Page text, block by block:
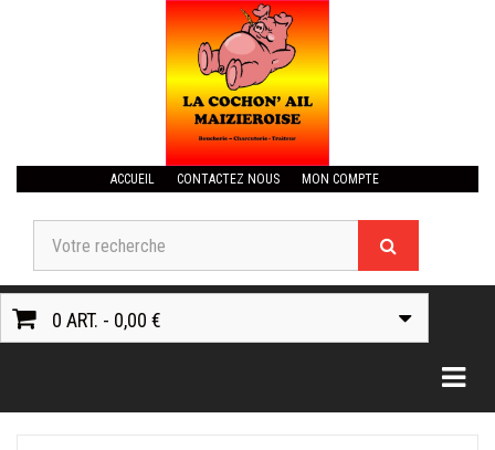
ACCUEIL CONTACTEZ NOUS MON COMPTE
0 ART. - 0,00 €